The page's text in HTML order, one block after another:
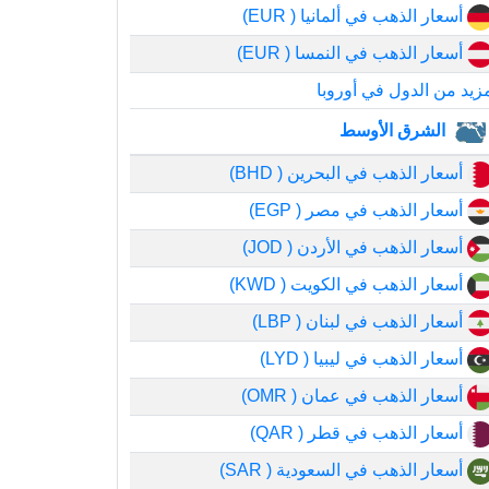
أسعار الذهب في ألمانيا ( EUR)
أسعار الذهب في النمسا ( EUR)
من الدول في أوروبا
الشرق الأوسط
أسعار الذهب في البحرين ( BHD)
أسعار الذهب في مصر ( EGP)
أسعار الذهب في الأردن ( JOD)
أسعار الذهب في الكويت ( KWD)
أسعار الذهب في لبنان ( LBP)
أسعار الذهب في ليبيا ( LYD)
أسعار الذهب في عمان ( OMR)
أسعار الذهب في قطر ( QAR)
أسعار الذهب في السعودية ( SAR)